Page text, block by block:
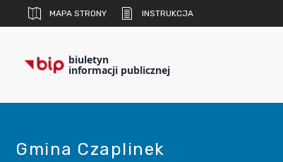
MAPA STRONY INSTRUKCJA
biuletyn
informacji publicznej
Gmina Czaplinek